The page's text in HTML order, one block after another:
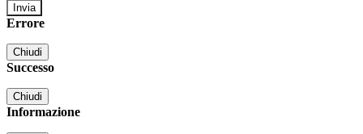
Errore
Chiudi
Successo
Chiudi
Informazione